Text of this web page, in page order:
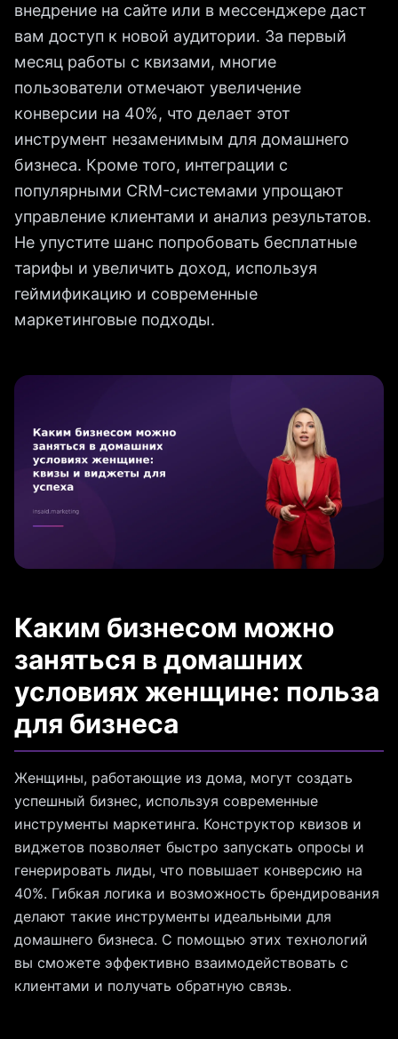
внедрение на сайте или в мессенджере даст
вам доступ к новой аудитории. За первый
месяц работы с квизами, многие
пользователи отмечают увеличение
конверсии на 40%, что делает этот
инструмент незаменимым для домашнего
бизнеса. Кроме того, интеграции с
популярными CRM-системами упрощают
управление клиентами и анализ результатов.
Не упустите шанс попробовать бесплатные
тарифы и увеличить доход, используя
геймификацию и современные
маркетинговые подходы.
Каким бизнесом можно
заняться в домашних
условиях женщине: польза
для бизнеса
Женщины, работающие из дома, могут создать
успешный бизнес, используя современные
инструменты маркетинга. Конструктор квизов и
виджетов позволяет быстро запускать опросы и
генерировать лиды, что повышает конверсию на
40%. Гибкая логика и возможность брендирования
делают такие инструменты идеальными для
домашнего бизнеса. С помощью этих технологий
вы сможете эффективно взаимодействовать с
клиентами и получать обратную связь.